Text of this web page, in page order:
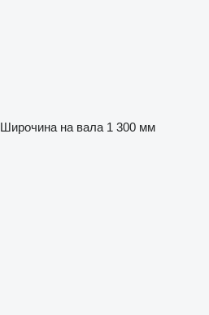
Широчина на вала 1 300 мм